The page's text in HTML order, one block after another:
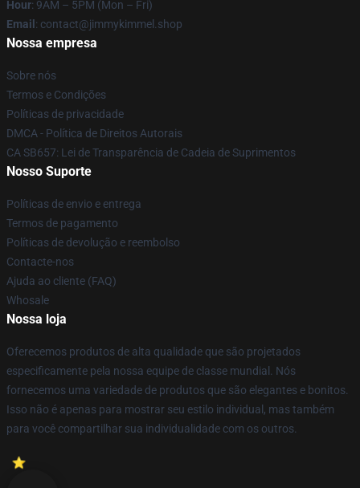
Hour: 9AM – 5PM (Mon – Fri)
Email : contact@jimmykimmel.shop
Nossa empresa
Sobre nós
Termos e Condições
Políticas de privacidade
DMCA - Política de Direitos Autorais
CA SB657: Lei de Transparência de Cadeia de Suprimentos
Nosso Suporte
Políticas de envio e entrega
Termos de pagamento
Políticas de devolução e reembolso
Contacte-nos
Ajuda ao cliente (FAQ)
Whosale
Nossa loja
Oferecemos produtos de alta qualidade que são projetados
especificamente pela nossa equipe de classe mundial. Nós
fornecemos uma variedade de produtos que são elegantes e bonitos.
Isso não é apenas para mostrar seu estilo individual, mas também
para você compartilhar sua individualidade com os outros.